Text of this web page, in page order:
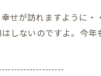
せが訪れますように・
しないのですよ。今年